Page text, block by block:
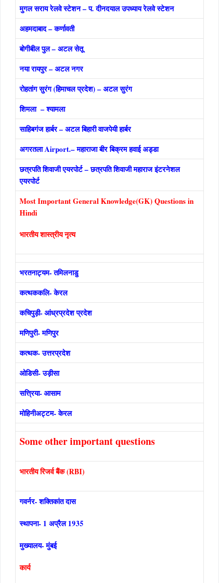
मुगल सराय रेलवे स्‍टेशन – प. दीनदयाल उपध्‍याय रेलवे स्‍टेशन
अहमदाबाद – कर्णावती
बोगीबील पुल – अटल सेतू
नया रायपुर – अटल नगर
रोहतांग सुरंग (हिमाचल प्रदेश) – अटल सुरंग
शिमला – श्‍यामला
साहिबगंज हार्बर – अटल बिहारी वाजपेयी हार्बर
अगरतला Airport.– महाराजा बीर बिक्रम हवाई अड्डा
छत्रपति शिवाजी एयरपोर्ट – छत्रपति शिवाजी महाराज इंटरनेशल
एयरपोर्ट
Most Important General Knowledge(GK) Questions in
Hindi
भारतीय शास्त्रीय नृत्य
भरतनाट्यम- तमिलनाडु
कत्थककलि- केरल
कचिपुड़ी- आंध्रप्रदेश प्रदेश
मणिपुरी- मणिपुर
कत्थक- उत्तरप्रदेश
ओडिसी- उड़ीसा
सत्त्रिया- आसाम
मोहिनीअट्टम- केरल
Some other important questions
भारतीय रिजर्व बैंक (RBI)
गवर्नर- शक्तिकांत दास
स्थापना- 1 अप्रैल 1935
मुख्यालय- मुंबई
कार्य